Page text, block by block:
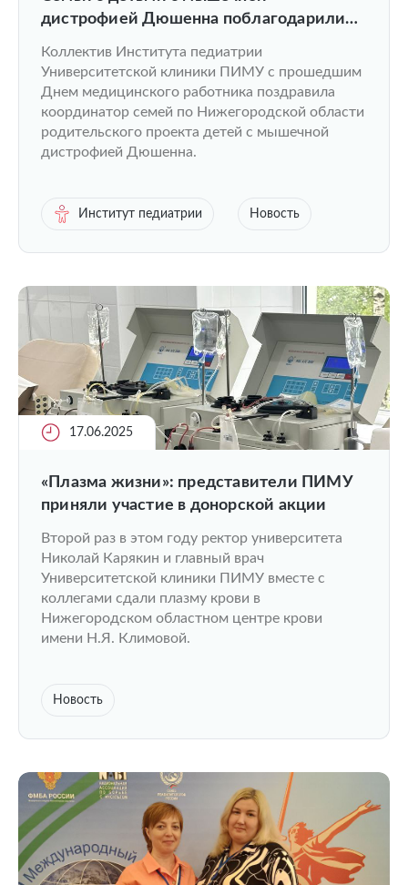
дистрофией Дюшенна поблагодарили
Коллектив Института педиатрии
Университетской клиники ПИМУ с прошедшим
Днем медицинского работника поздравила
координатор семей по Нижегородской области
родительского проекта детей с мышечной
дистрофией Дюшенна.
Институт педиатрии Новость
17.06.2025
«Плазма жизни»: представители ПИМУ
приняли участие в донорской акции
Второй раз в этом году ректор университета
Николай Карякин и главный врач
Университетской клиники ПИМУ вместе с
коллегами сдали плазму крови в
Нижегородском областном центре крови
имени Н.Я. Климовой.
Новость